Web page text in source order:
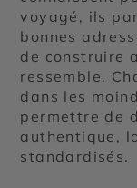
voyagé, ils
bonnes
de construire
ressemble.
dans les
permettre de
authentique,
standardisés.